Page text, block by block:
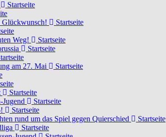
Startseite
Glückwunsch!
Startseite
Weg!
Startseite
Startseite
am 27. Mai
Startseite
Startseite
Jugend
Startseite
Startseite
rund um das Spiel gegen Quierschied
Startseite
Startseite